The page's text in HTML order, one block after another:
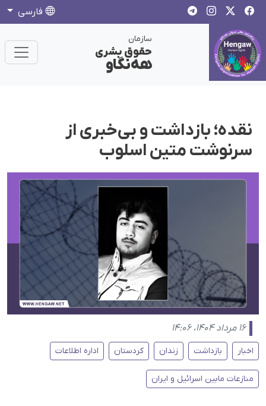
فارسی
سازمان
حقوق بشری
هەنگاو
نقده؛ بازداشت و بی‌خبری از
سرنوشت متین اسلوب
۱۶ مرداد ۱۴۰۴، ۱۴:۰۶
اخبار بازداشت زندان کردستان اداره اطلاعات
منازعات مابین اسرائیل و ایران